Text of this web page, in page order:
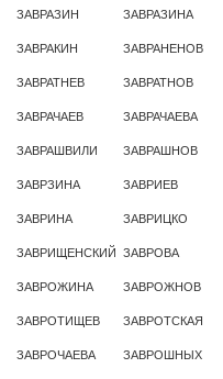
ЗАВРАЗИН ЗАВРАЗИНА
ЗАВРАКИН ЗАВРАНЕНОВ
ЗАВРАТНЕВ ЗАВРАТНОВ
ЗАВРАЧАЕВ ЗАВРАЧАЕВА
ЗАВРАШВИЛИ ЗАВРАШНОВ
ЗАВРЗИНА ЗАВРИЕВ
ЗАВРИНА ЗАВРИЦКО
ЗАВРИЩЕНСКИЙ ЗАВРОВА
ЗАВРОЖИНА ЗАВРОЖНОВ
ЗАВРОТИЩЕВ ЗАВРОТСКАЯ
ЗАВРОЧАЕВА ЗАВРОШНЫХ